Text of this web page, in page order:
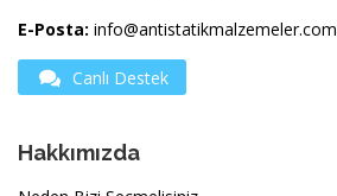
E-Posta: info@antistatikmalzemeler.com
Canlı Destek
Hakkımızda